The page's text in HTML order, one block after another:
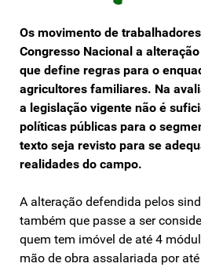
Os movimento de
Congresso Nacional a
que define regras para o
agricultores familiares. Na
a legislação vigente não é
políticas públicas para o
texto seja revisto para se
realidades do campo.
A alteração defendida pelos
também que passe a ser
quem tem imóvel de até 4
mão de obra assalariada por